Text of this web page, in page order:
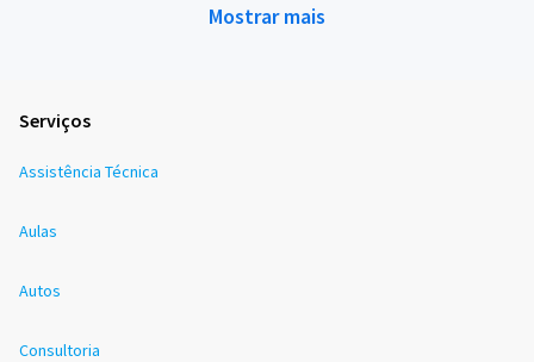
Mostrar mais
Serviços
Assistência Técnica
Aulas
Autos
Consultoria